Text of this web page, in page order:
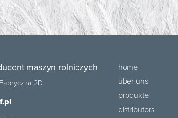
maszyn rolniczych
2D
home
über uns
produkte
distributors